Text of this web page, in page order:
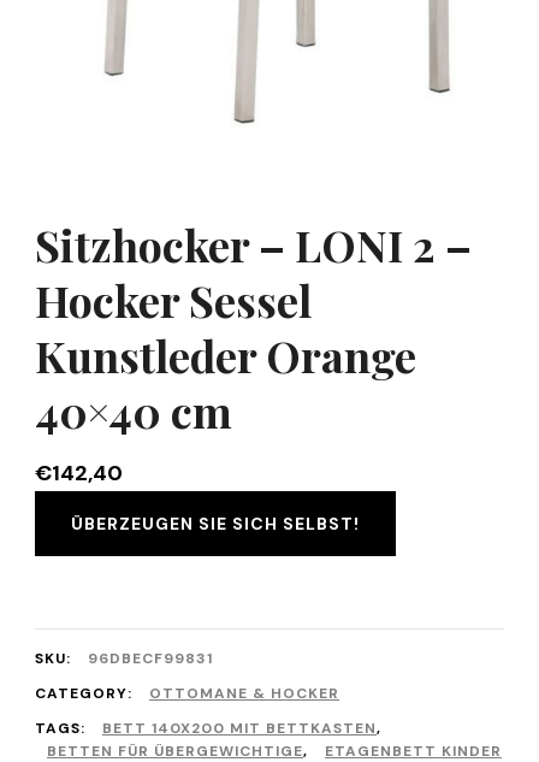
Sitzhocker – LONI 2 –
Hocker Sessel
Kunstleder Orange
40×40 cm
€142,40
ÜBERZEUGEN SIE SICH SELBST!
SKU:
96DBECF99831
CATEGORY:
OTTOMANE & HOCKER
TAGS:
BETT 140X200 MIT BETTKASTEN,
BETTEN FÜR ÜBERGEWICHTIGE, ETAGENBETT KINDER